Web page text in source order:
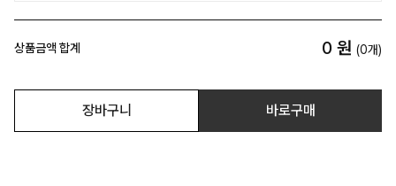
상품금액 합계 0 원 (0개)
장바구니 바로구매